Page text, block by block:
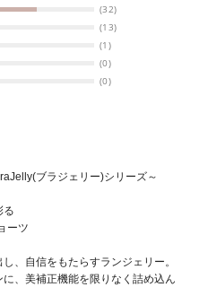
(32)
(13)
(1)
(0)
(0)
ブラジェリー)シリーズ～
る
ーツ
、自信をもたらすランジェリー。
、美補正機能を限りなく詰め込ん